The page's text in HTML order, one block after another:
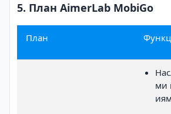
5. План AimerLab MobiGo
План
ми